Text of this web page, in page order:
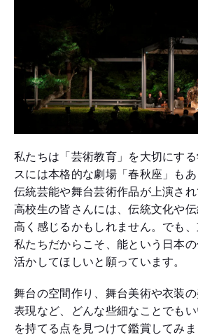
私たちは「芸術教育」を大切にす
スには本格的な劇場「春秋座」も
伝統芸能や舞台芸術作品が上演さ
高校生の皆さんには、伝統文化や
高く感じるかもしれません。でも
私たちだからこそ、能という日本
活かしてほしいと願っています。
舞台の空間作り、舞台美術や衣装
表現など、どんな些細なことでも
を持てる点を見つけて鑑賞してみ